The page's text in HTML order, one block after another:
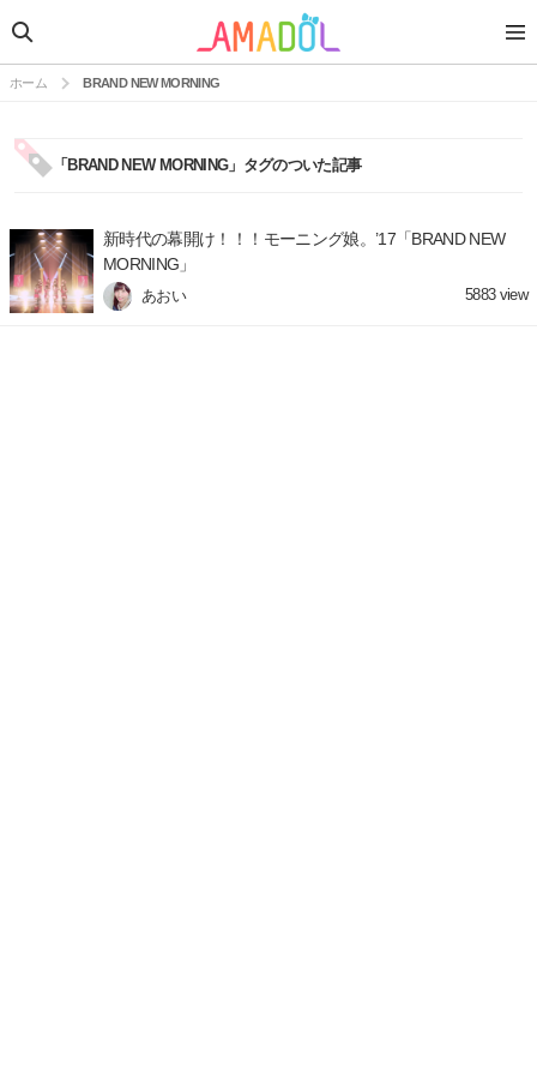
ホーム BRAND NEW MORNING
「BRAND NEW MORNING」タグのついた記事
新時代の幕開け！！！モーニング娘。’17「BRAND NEW
MORNING」
あおい 5883view